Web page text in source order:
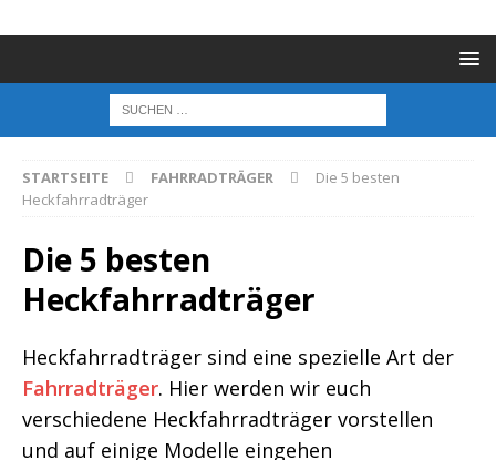
STARTSEITE FAHRRADTRÄGER
Die 5 besten
Heckfahrradträger
Die 5 besten
Heckfahrradträger
Heckfahrradträger sind eine spezielle Art der
Fahrradträger. Hier werden wir euch
verschiedene Heckfahrradträger vorstellen
und auf einige Modelle eingehen